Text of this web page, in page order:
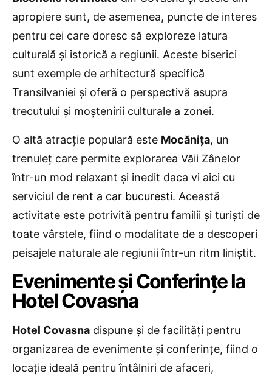
apropiere sunt, de asemenea, puncte de interes
pentru cei care doresc să exploreze latura
culturală și istorică a regiunii. Aceste biserici
sunt exemple de arhitectură specifică
Transilvaniei și oferă o perspectivă asupra
trecutului și moștenirii culturale a zonei.
O altă atracție populară este Mocănița, un
trenuleț care permite explorarea Văii Zânelor
într-un mod relaxant și inedit daca vi aici cu
serviciul de rent a car bucuresti. Această
activitate este potrivită pentru familii și turiști de
toate vârstele, fiind o modalitate de a descoperi
peisajele naturale ale regiunii într-un ritm liniștit.
Evenimente și Conferințe la
Hotel Covasna
Hotel Covasna dispune și de facilități pentru
organizarea de evenimente și conferințe, fiind o
locație ideală pentru întâlniri de afaceri,